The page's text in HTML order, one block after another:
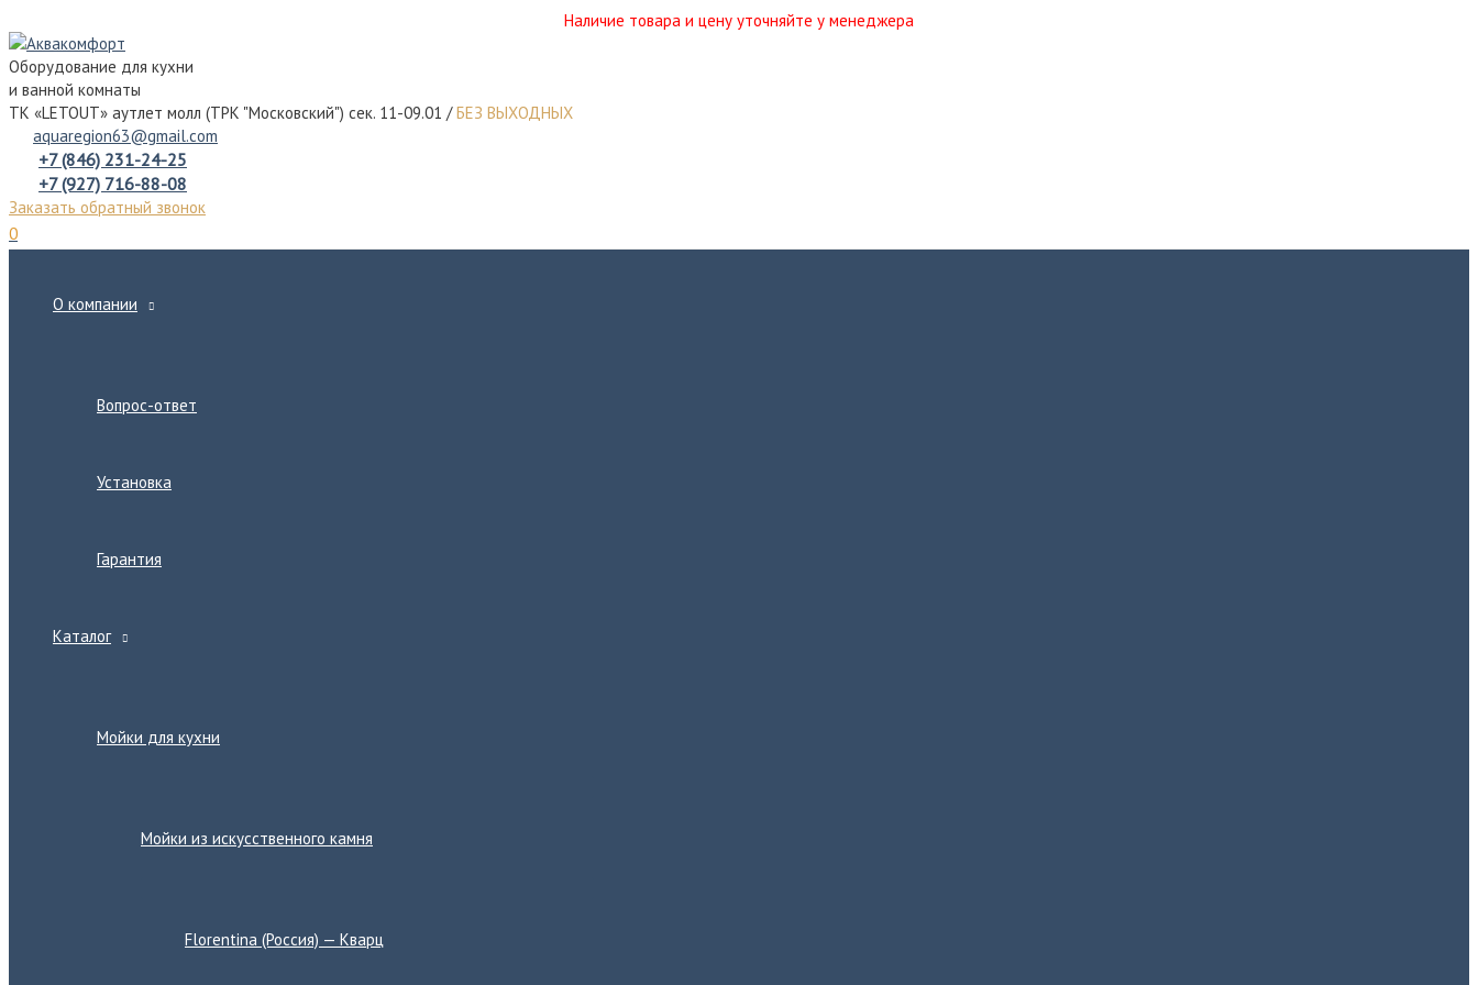
Наличие товара и цену уточняйте у менеджера
Перейти
к
содержимому
Оборудование для кухни
и ванной комнаты
ТК «LETOUT» аутлет молл (ТРК "Московский") сек. 11-09.01 /БЕЗ ВЫХОДНЫХ
aquaregion63@gmail.com
+7 (846) 231-24-25
+7 (927) 716-88-08
Заказать обратный звонок
0
О компании
Вопрос-ответ
Установка
Гарантия
Каталог
Мойки для кухни
Мойки из искусственного камня
Florentina (Россия) — Кварц